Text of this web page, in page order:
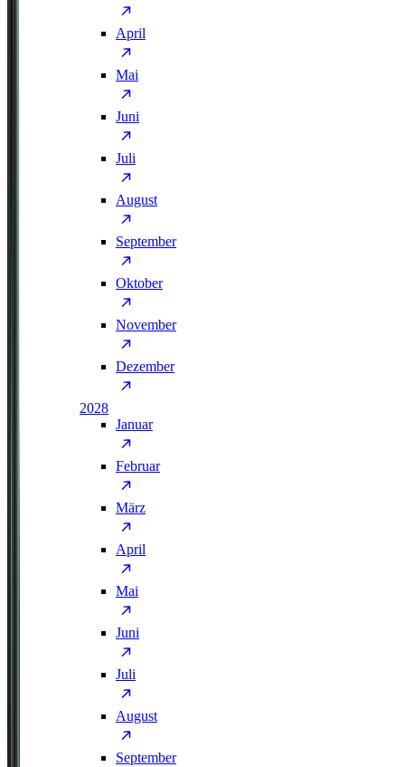
April
Mai
Juni
Juli
August
September
Oktober
November
Dezember
2028
Januar
Februar
März
April
Mai
Juni
Juli
August
September